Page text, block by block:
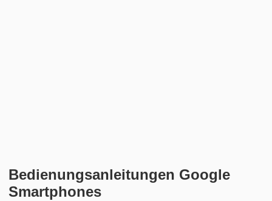
Bedienungsanleitungen Google
Smartphones